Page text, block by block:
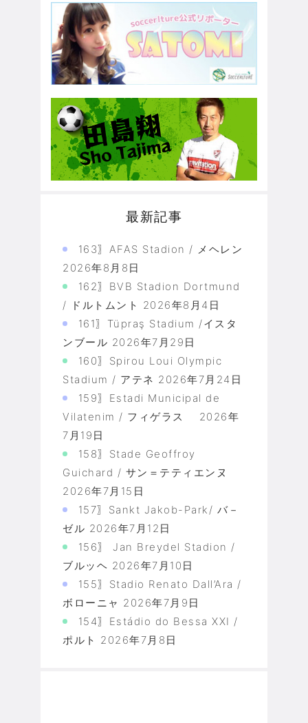
最新記事
163〗AFAS Stadion / メヘレン
2026年8月8日
162〗BVB Stadion Dortmund
/ ドルトムント 2026年8月4日
161〗Tüpraş Stadium /イスタ
ンブール 2026年7月29日
160〗Spirou Loui Olympic
Stadium / アテネ 2026年7月24日
159〗Estadi Municipal de
Vilatenim / フィゲラス
2026年
7月19日
158〗Stade Geoffroy
Guichard / サン＝テティエンヌ
2026年7月15日
157〗Sankt Jakob-Park/ バ－
ゼル 2026年7月12日
156〗 Jan Breydel Stadion /
ブルッヘ 2026年7月10日
155〗Stadio Renato Dall’Ara /
ボローニャ 2026年7月9日
154〗Estádio do Bessa XXI /
ポルト 2026年7月8日